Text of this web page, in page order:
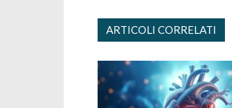
ARTICOLI CORRELATI